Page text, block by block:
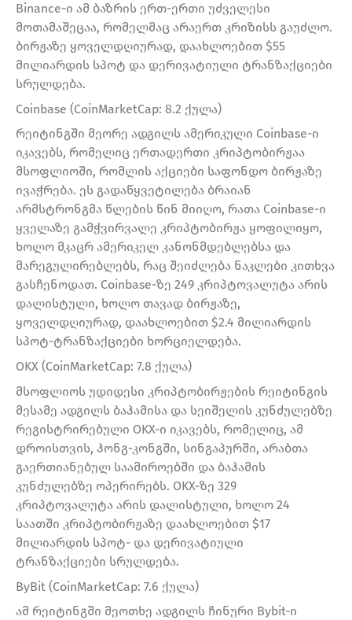
Binance-ი ამ ბაზრის ერთ-ერთი უძველესი
მოთამაშეცაა, რომელმაც არაერთ კრიზისს გაუძლო.
ბირჟაზე ყოველდღიურად, დაახლოებით $55
მილიარდის სპოტ და დერივატიული ტრანზაქციები
სრულდება.
Coinbase (CoinMarketCap: 8.2 ქულა)
რეიტინგში მეორე ადგილს ამერიკული Coinbase-ი
იკავებს, რომელიც ერთადერთი კრიპტობირჟაა
მსოფლიოში, რომლის აქციები საფონდო ბირჟაზე
ივაჭრება. ეს გადაწყვეტილება ბრაიან
არმსტრონგმა წლების წინ მიიღო, რათა Coinbase-ი
ყველაზე გამჭვირვალე კრიპტობირჟა ყოფილიყო,
ხოლო მკაცრ ამერიკელ კანონმდებლებსა და
მარეგულირებლებს, რაც შეიძლება ნაკლები კითხვა
გასჩენოდათ. Coinbase-ზე 249 კრიპტოვალუტა არის
დალისტული, ხოლო თავად ბირჟაზე,
ყოველდღიურად, დაახლოებით $2.4 მილიარდის
სპოტ-ტრანზაქციები ხორციელდება.
OKX (CoinMarketCap: 7.8 ქულა)
მსოფლიოს უდიდესი კრიპტობირჟების რეიტინგის
მესამე ადგილს ბაჰამისა და სეიშელის კუნძულებზე
რეგისტრირებული OKX-ი იკავებს, რომელიც, ამ
დროისთვის, ჰონგ-კონგში, სინგაპურში, არაბთა
გაერთიანებულ საამიროებში და ბაჰამის
კუნძულებზე ოპერირებს. OKX-ზე 329
კრიპტოვალუტა არის დალისტული, ხოლო 24
საათში კრიპტობირჟაზე დაახლოებით $17
მილიარდის სპოტ- და დერივატიული
ტრანზაქციები სრულდება.
ByBit (CoinMarketCap: 7.6 ქულა)
ამ რეიტინგში მეოთხე ადგილს ჩინური Bybit-ი